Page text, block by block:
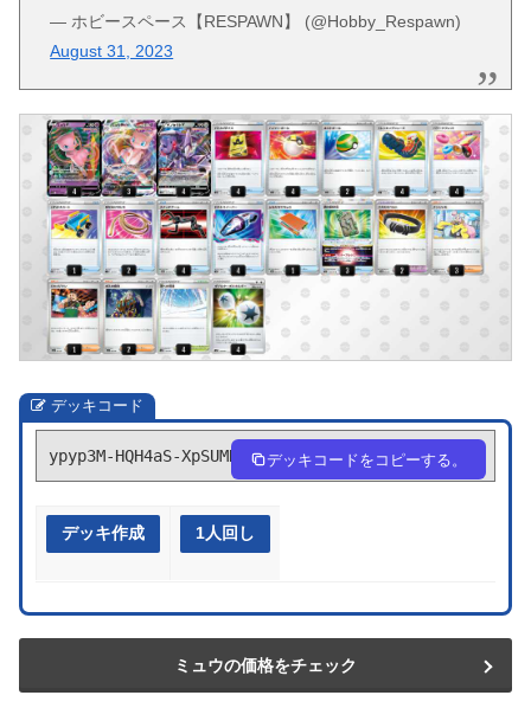
— ホビースペース【RESPAWN】 (@Hobby_Respawn)
August 31, 2023
デッキコード
ypyp3M-HQH4aS-XpSUMR デッキコードをコピーする。
デッキ作成 1人回し
ミュウの価格をチェック